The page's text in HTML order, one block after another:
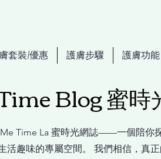
套裝/優惠 護膚步驟 護膚功能
Time La 蜜時光網誌——一個陪你
活趣味的專屬空間。 我們相信，真
Blog 蜜時